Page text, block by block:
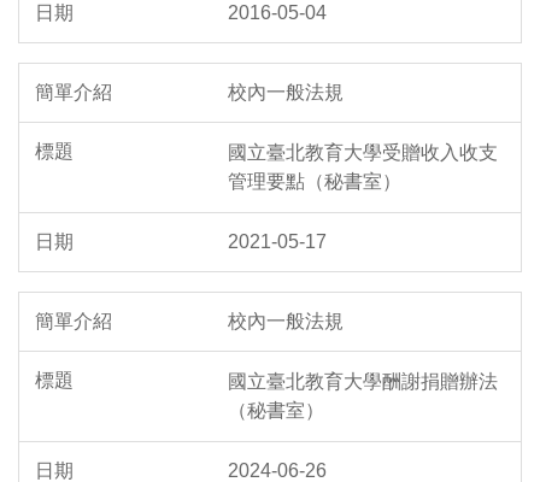
2016-05-04
校內一般法規
國立臺北教育大學受贈收入收支
管理要點（秘書室）
2021-05-17
校內一般法規
國立臺北教育大學酬謝捐贈辦法
（秘書室）
2024-06-26